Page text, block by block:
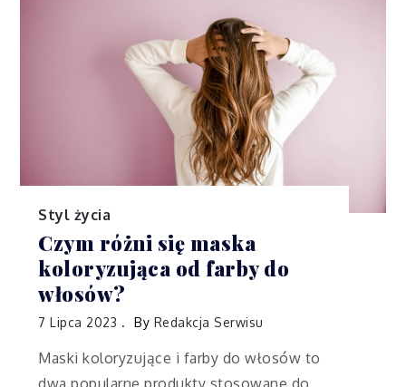
Styl życia
Czym różni się maska
koloryzująca od farby do
włosów?
7 Lipca 2023 By Redakcja Serwisu
Maski koloryzujące i farby do włosów to
dwa popularne produkty stosowane do